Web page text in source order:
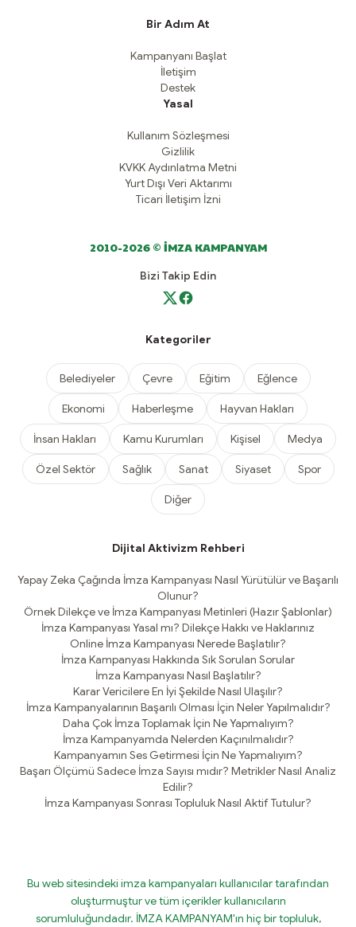
Bir Adım At
Kampanyanı Başlat
İletişim
Destek
Yasal
Kullanım Sözleşmesi
Gizlilik
KVKK Aydınlatma Metni
Yurt Dışı Veri Aktarımı
Ticari İletişim İzni
2010-2026 © İMZA KAMPANYAM
Bizi Takip Edin
Kategoriler
Belediyeler Çevre Eğitim Eğlence
Ekonomi Haberleşme Hayvan Hakları
İnsan Hakları Kamu Kurumları Kişisel Medya
Özel Sektör Sağlık Sanat Siyaset Spor
Diğer
Dijital Aktivizm Rehberi
Yapay Zeka Çağında İmza Kampanyası Nasıl Yürütülür ve Başarılı
Olunur?
Örnek Dilekçe ve İmza Kampanyası Metinleri (Hazır Şablonlar)
İmza Kampanyası Yasal mı? Dilekçe Hakkı ve Haklarınız
Online İmza Kampanyası Nerede Başlatılır?
İmza Kampanyası Hakkında Sık Sorulan Sorular
İmza Kampanyası Nasıl Başlatılır?
Karar Vericilere En İyi Şekilde Nasıl Ulaşılır?
İmza Kampanyalarının Başarılı Olması İçin Neler Yapılmalıdır?
Daha Çok İmza Toplamak İçin Ne Yapmalıyım?
İmza Kampanyamda Nelerden Kaçınılmalıdır?
Kampanyamın Ses Getirmesi İçin Ne Yapmalıyım?
Başarı Ölçümü Sadece İmza Sayısı mıdır? Metrikler Nasıl Analiz
Edilir?
İmza Kampanyası Sonrası Topluluk Nasıl Aktif Tutulur?
Bu web sitesindeki imza kampanyaları kullanıcılar tarafından
oluşturmuştur ve tüm içerikler kullanıcıların
sorumluluğundadır. İMZA KAMPANYAM'ın hiç bir topluluk,